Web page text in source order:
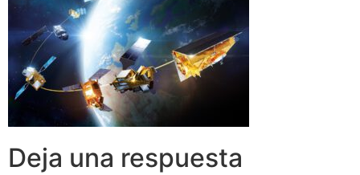
Deja una respuesta